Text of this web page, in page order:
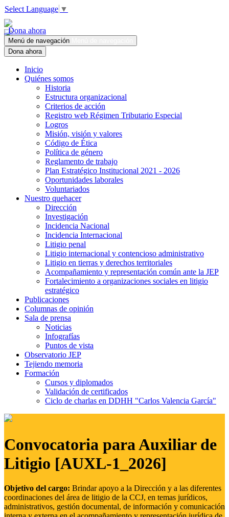
Select Language ▼
Dona ahora
Menú de navegación
Dona ahora
Inicio
Quiénes somos
Historia
Estructura organizacional
Criterios de acción
Registro web Régimen Tributario Especial
Logros
Misión, visión y valores
Código de Ética
Política de género
Reglamento de trabajo
Plan Estratégico Institucional 2021 - 2026
Oportunidades laborales
Voluntariados
Nuestro quehacer
Dirección
Investigación
Incidencia Nacional
Incidencia Internacional
Litigio penal
Litigio internacional y contencioso administrativo
Litigio en tierras y derechos territoriales
Acompañamiento y representación común ante la JEP
Fortalecimiento a organizaciones sociales en litigio
estratégico
Publicaciones
Columnas de opinión
Sala de prensa
Noticias
Infografías
Puntos de vista
Observatorio JEP
Tejiendo memoria
Formación
Cursos y diplomados
Validación de certificados
Ciclo de charlas en DDHH "Carlos Valencia García"
Convocatoria para Auxiliar de
Litigio [AUXL-1_2026]
Objetivo del cargo: Brindar apoyo a la Dirección y a las diferentes
coordinaciones del área de litigio de la CCJ, en temas jurídicos,
administrativos, gestión documental, de información y comunicación